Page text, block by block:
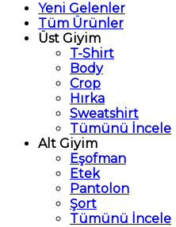
Yeni Gelenler
Tüm Ürünler
Üst Giyim
T-Shirt
Body
Crop
Hırka
Sweatshirt
Tümünü İncele
Alt Giyim
Eşofman
Etek
Pantolon
Şort
Tümünü İncele